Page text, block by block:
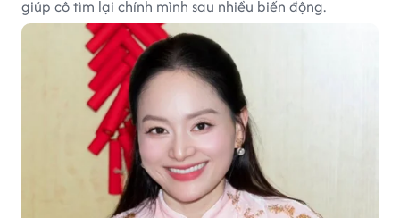
giúp cô tìm lại chính mình sau nhiều biến động.